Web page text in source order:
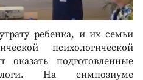
ребенка, и их семьи
психологической
подготовленные
На симпозиуме